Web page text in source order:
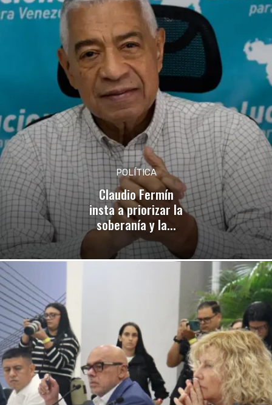
POLÍTICA
Claudio Fermín
insta a priorizar la
soberanía y la...